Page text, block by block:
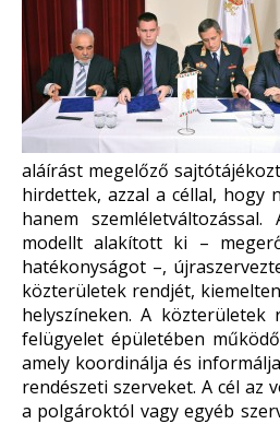
aláírást megelőző
hirdettek, azzal a céllal, hogy
hanem
modellt alakított ki –
hatékonyságot –,
közterületek rendjét,
helyszíneken. A
felügyelet épületében
amely koordinálja és
rendészeti szerveket. A cél az
a polgároktól vagy egyéb